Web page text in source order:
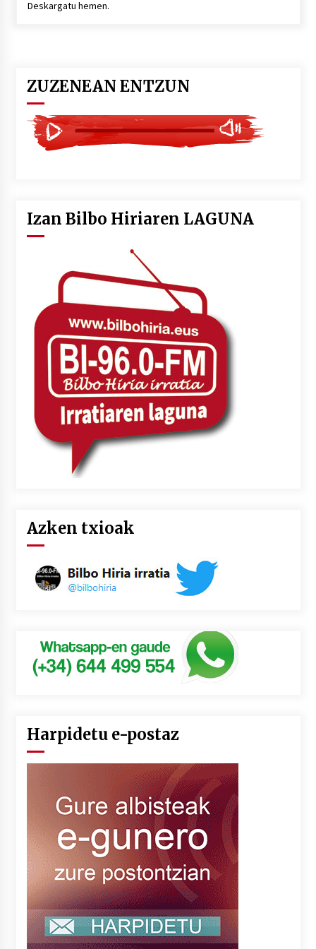
da
2026/07/07
2026/07/03
SOINUGELA: Paul McCartney eta Ringo Starr-en
lan berriak
2026/07/03
MUSIBLA #297: Bide, Boards Of Canada, Somak,
Tiga, Twisted Teens, Underscores, Habia
2026/07/02
Deskargatu hemen.
ZUZENEAN ENTZUN
Izan Bilbo Hiriaren LAGUNA
Azken txioak
Harpidetu e-postaz